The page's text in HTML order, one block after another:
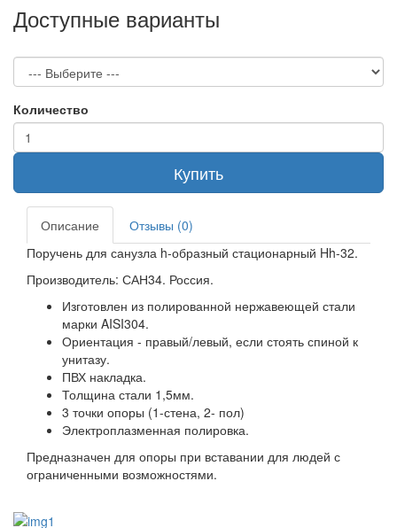
Доступные варианты
Количество
Купить
Описание
Отзывы (0)
Поручень для санузла h-образный стационарный Hh-32.
Производитель: САН34. Россия.
Изготовлен из полированной нержавеющей стали
марки AISI304.
Ориентация - правый/левый, если стоять спиной к
унитазу.
ПВХ накладка.
Толщина стали 1,5мм.
3 точки опоры (1-стена, 2- пол)
Электроплазменная полировка.
Предназначен для опоры при вставании для людей с
ограниченными возможностями.